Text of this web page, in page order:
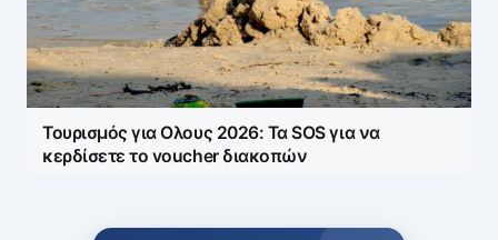
Τουρισμός για Ολους 2026: Τα SOS για να
κερδίσετε το voucher διακοπών